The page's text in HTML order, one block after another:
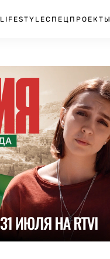
LIFESTYLEСПЕЦПРОЕКТЫ